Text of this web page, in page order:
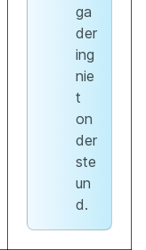
ga
der
ing
nie
t
on
der
ste
un
d.